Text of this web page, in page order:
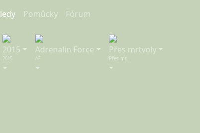
ledy Pomůcky Fórum
2015
2015
Adrenalin Force
AF
Přes mrtvoly
Přes mr…